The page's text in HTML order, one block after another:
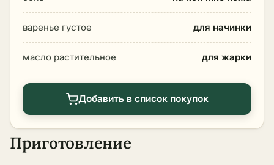
варенье густое для начинки
масло растительное для жарки
Добавить в список покупок
Приготовление